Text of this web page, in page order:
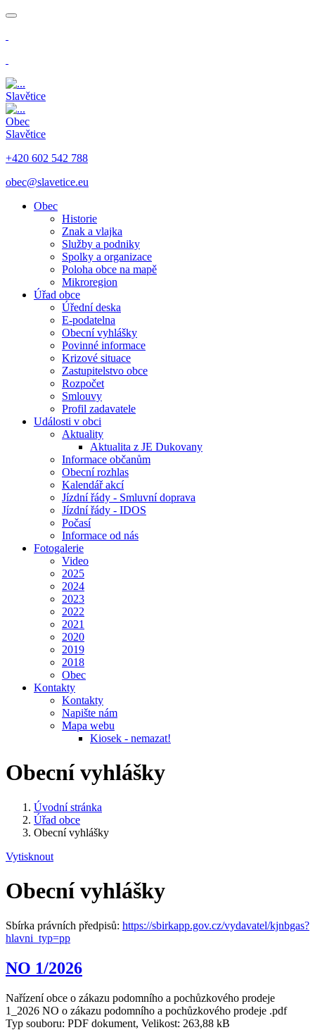
Slavětice
Obec
Slavětice
+420 602 542 788
obec@slavetice.eu
Obec
Historie
Znak a vlajka
Služby a podniky
Spolky a organizace
Poloha obce na mapě
Mikroregion
Úřad obce
Úřední deska
E-podatelna
Obecní vyhlášky
Povinné informace
Krizové situace
Zastupitelstvo obce
Rozpočet
Smlouvy
Profil zadavatele
Události v obci
Aktuality
Aktualita z JE Dukovany
Informace občanům
Obecní rozhlas
Kalendář akcí
Jízdní řády - Smluvní doprava
Jízdní řády - IDOS
Počasí
Informace od nás
Fotogalerie
Video
2025
2024
2023
2022
2021
2020
2019
2018
Obec
Kontakty
Kontakty
Napište nám
Mapa webu
Kiosek - nemazat!
Obecní vyhlášky
Úvodní stránka
Úřad obce
Obecní vyhlášky
Vytisknout
Obecní vyhlášky
Sbírka právních předpisů: https://sbirkapp.gov.cz/vydavatel/kjnbgas?
hlavni_typ=pp
NO 1/2026
Nařízení obce o zákazu podomního a pochůzkového prodeje
1_2026 NO o zákazu podomního a pochůzkového prodeje .pdf
Typ souboru: PDF dokument, Velikost: 263,88 kB